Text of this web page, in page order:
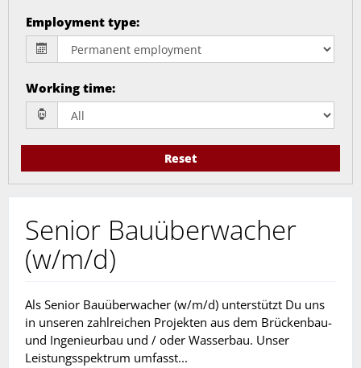
Employment type:
Working time:
Reset
Senior Bauüberwacher
(w/m/d)
Als Senior Bauüberwacher (w/m/d) unterstützt Du uns
in unseren zahlreichen Projekten aus dem Brückenbau-
und Ingenieurbau und / oder Wasserbau. Unser
Leistungsspektrum umfasst...